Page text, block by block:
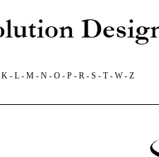
K- L- M- N- O- P- R- S - T- W- Z